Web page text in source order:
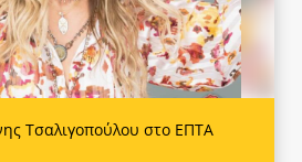
Τσαλιγοπούλου στο ΕΠΤΑ